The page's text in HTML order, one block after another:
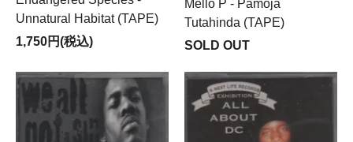
Unnatural Habitat (TAPE)
1,750円(税込)
Mello P - Pamoja
Tutahinda (TAPE)
SOLD OUT